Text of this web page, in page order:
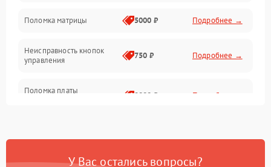
Оптика
Поломка матрицы 5000 ₽ Подробнее →
Неисправность кнопок
управления
750 ₽ Подробнее →
Поломка платы
2000 ₽ Подробнее →
аккумулятора
У Вас остались вопросы?